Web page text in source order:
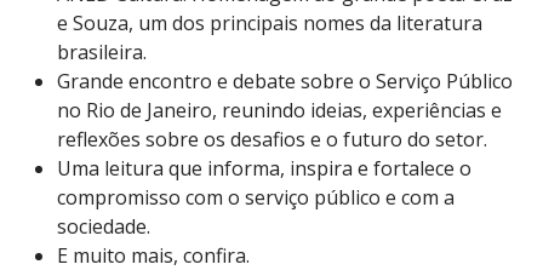
e Souza, um dos principais nomes da literatura
brasileira.
Grande encontro e debate sobre o Serviço Público
no Rio de Janeiro, reunindo ideias, experiências e
reflexões sobre os desafios e o futuro do setor.
Uma leitura que informa, inspira e fortalece o
compromisso com o serviço público e com a
sociedade.
E muito mais, confira.